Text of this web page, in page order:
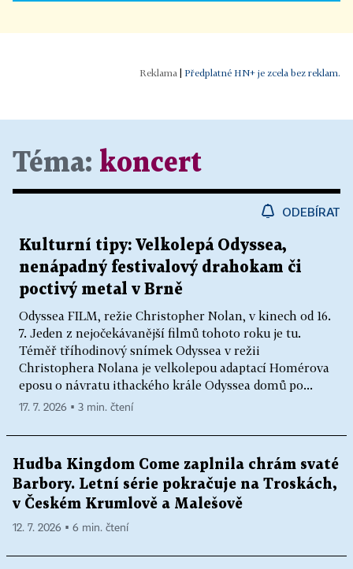
Předplatné HN+ je zcela bez reklam.
Téma: koncert
ODEBÍRAT
Kulturní tipy: Velkolepá Odyssea,
nenápadný festivalový drahokam či
poctivý metal v Brně
Odyssea FILM, režie Christopher Nolan, v kinech od 16.
7. Jeden z nejočekávanější filmů tohoto roku je tu.
Téměř tříhodinový snímek Odyssea v režii
Christophera Nolana je velkolepou adaptací Homérova
eposu o návratu ithackého krále Odyssea domů po...
17. 7. 2026 ▪ 3 min. čtení
Hudba Kingdom Come zaplnila chrám svaté
Barbory. Letní série pokračuje na Troskách,
v Českém Krumlově a Malešově
12. 7. 2026 ▪ 6 min. čtení